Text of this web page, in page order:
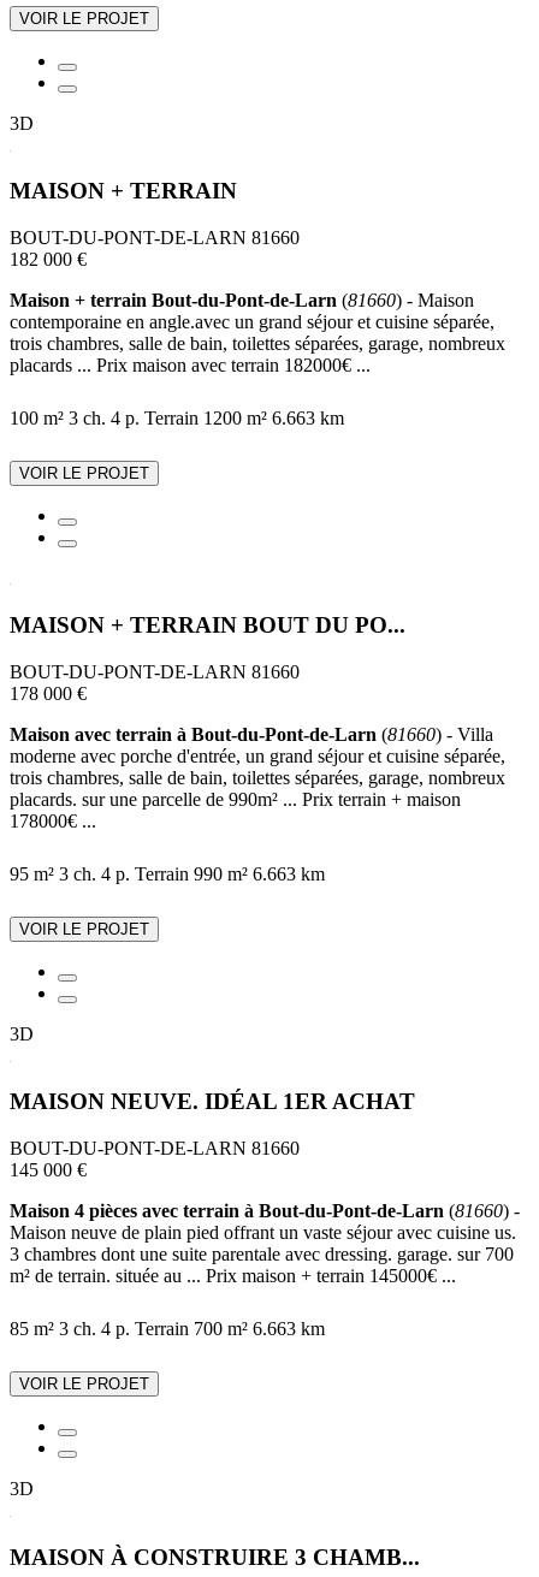
VOIR LE PROJET
3D
MAISON + TERRAIN
BOUT-DU-PONT-DE-LARN 81660
182 000 €
Maison + terrain Bout-du-Pont-de-Larn (81660) - Maison
contemporaine en angle.avec un grand séjour et cuisine séparée,
trois chambres, salle de bain, toilettes séparées, garage, nombreux
placards ... Prix maison avec terrain 182000€ ...
100 m² 3 ch. 4 p. Terrain 1200 m² 6.663 km
VOIR LE PROJET
MAISON + TERRAIN BOUT DU PO...
BOUT-DU-PONT-DE-LARN 81660
178 000 €
Maison avec terrain à Bout-du-Pont-de-Larn (81660) - Villa
moderne avec porche d'entrée, un grand séjour et cuisine séparée,
trois chambres, salle de bain, toilettes séparées, garage, nombreux
placards. sur une parcelle de 990m² ... Prix terrain + maison
178000€ ...
95 m² 3 ch. 4 p. Terrain 990 m² 6.663 km
VOIR LE PROJET
3D
MAISON NEUVE. IDÉAL 1ER ACHAT
BOUT-DU-PONT-DE-LARN 81660
145 000 €
Maison 4 pièces avec terrain à Bout-du-Pont-de-Larn (81660) -
Maison neuve de plain pied offrant un vaste séjour avec cuisine us.
3 chambres dont une suite parentale avec dressing. garage. sur 700
m² de terrain. située au ... Prix maison + terrain 145000€ ...
85 m² 3 ch. 4 p. Terrain 700 m² 6.663 km
VOIR LE PROJET
3D
MAISON À CONSTRUIRE 3 CHAMB...